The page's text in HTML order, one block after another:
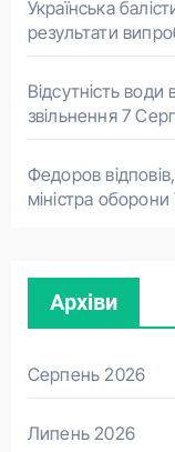
Українська
результати
Відсутність
звільнення 7
Федоров
міністра оборони
Архіви
Серпень 2026
Липень 2026